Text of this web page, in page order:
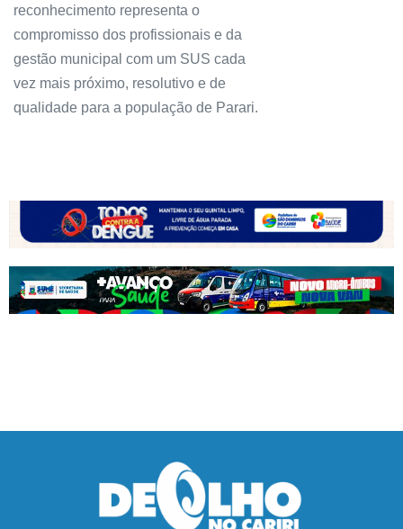
reconhecimento representa o
compromisso dos profissionais e da
gestão municipal com um SUS cada
vez mais próximo, resolutivo e de
qualidade para a população de Parari.